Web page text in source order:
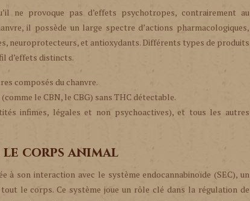
ne provoque pas d’effets psychotropes, contrairement au
il possède un large spectre d’actions pharmacologiques,
neuroprotecteurs, et antioxydants. Différents types de produits
d’effets distincts.
composés du chanvre.
le CBN, le CBG) sans THC détectable.
infimes, légales et non psychoactives), et tous les autres
le corps animal
à son interaction avec le système endocannabinoïde (SEC), un
le corps. Ce système joue un rôle clé dans la régulation de